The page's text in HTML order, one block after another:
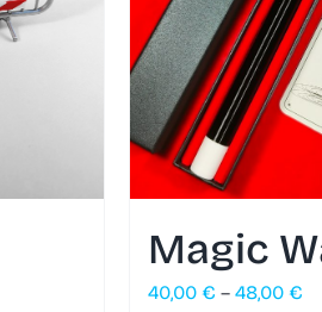
Magic
40,00 € – 48,00 €